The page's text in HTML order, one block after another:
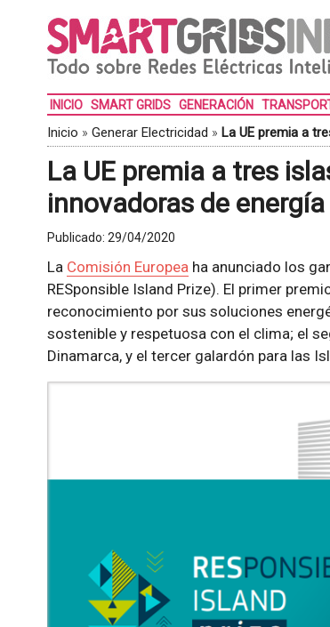
INICIO SMART GRIDS GENERACIÓN
Inicio » Generar Electricidad » La UE premia a
La UE premia a tres
innovadoras de
Publicado: 29/04/2020
La Comisión Europeaha anunciado los
RESponsible Island Prize). El primer
reconocimiento por sus soluciones
sostenible y respetuosa con el clima; el
Dinamarca, y el tercer galardón para las